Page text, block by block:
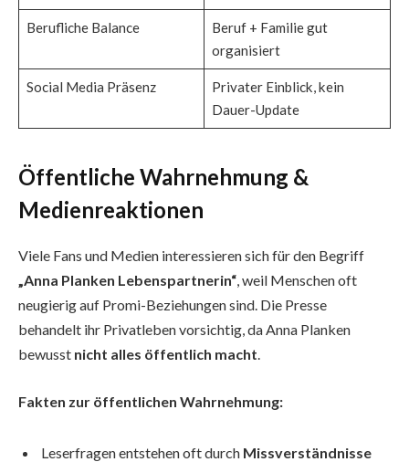
Berufliche Balance
Beruf + Familie gut
organisiert
Social Media Präsenz
Privater Einblick, kein
Dauer-Update
Öffentliche Wahrnehmung &
Medienreaktionen
Viele Fans und Medien interessieren sich für den Begriff
„Anna Planken Lebenspartnerin“, weil Menschen oft
neugierig auf Promi-Beziehungen sind. Die Presse
behandelt ihr Privatleben vorsichtig, da Anna Planken
bewusst nicht alles öffentlich macht.
Fakten zur öffentlichen Wahrnehmung:
Leserfragen entstehen oft durch Missverständnisse